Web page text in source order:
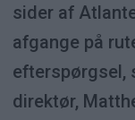
sider af
afgange på
efterspørgsel,
direktør,